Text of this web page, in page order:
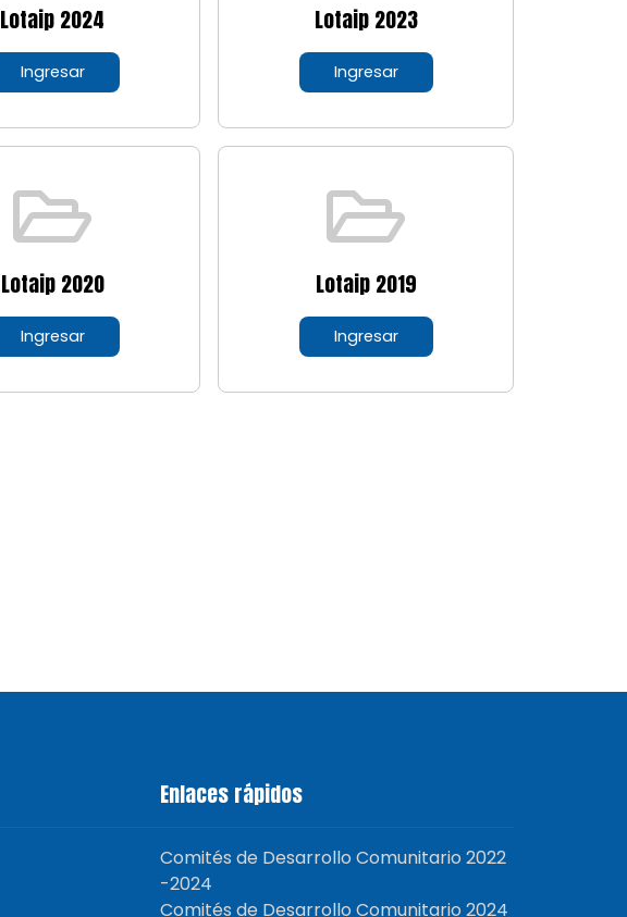
Lotaip 2024
Ingresar
Lotaip 2023
Ingresar
Lotaip 2020
Ingresar
Lotaip 2019
Ingresar
Enlaces rápidos
Comités de Desarrollo Comunitario 2022
-2024
Comités de Desarrollo Comunitario 2024